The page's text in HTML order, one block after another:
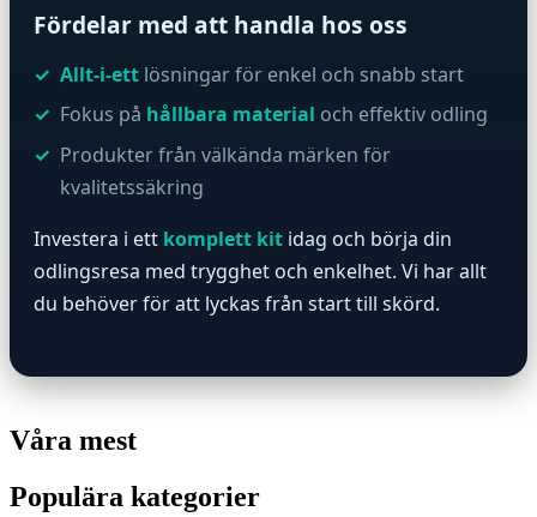
Fördelar med att handla hos oss
Allt-i-ett lösningar för enkel och snabb start
Fokus på hållbara material och effektiv odling
Produkter från välkända märken för
kvalitetssäkring
Investera i ett komplett kit idag och börja din
odlingsresa med trygghet och enkelhet. Vi har allt
du behöver för att lyckas från start till skörd.
Våra mest
Populära kategorier